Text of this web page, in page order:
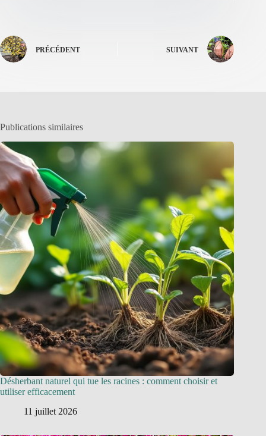
PRÉCÉDENT SUIVANT
Publications similaires
Désherbant naturel qui tue les racines : comment choisir et
utiliser efficacement
11 juillet 2026